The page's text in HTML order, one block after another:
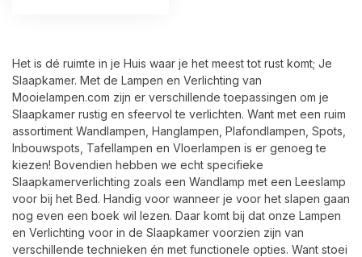
Het is dé ruimte in je Huis waar je het meest tot rust komt; Je
Slaapkamer. Met de Lampen en Verlichting van
Mooielampen.com zijn er verschillende toepassingen om je
Slaapkamer rustig en sfeervol te verlichten. Want met een ruim
assortiment Wandlampen, Hanglampen, Plafondlampen, Spots,
Inbouwspots, Tafellampen en Vloerlampen is er genoeg te
kiezen! Bovendien hebben we echt specifieke
Slaapkamerverlichting zoals een Wandlamp met een Leeslamp
voor bij het Bed. Handig voor wanneer je voor het slapen gaan
nog even een boek wil lezen. Daar komt bij dat onze Lampen
en Verlichting voor in de Slaapkamer voorzien zijn van
verschillende technieken én met functionele opties. Want stoei